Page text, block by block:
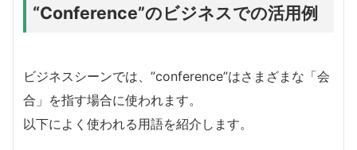
“Conference”のビジネスでの活用例
ビジネスシーンでは、”conference”はさまざまな「会
合」を指す場合に使われます。
以下によく使われる用語を紹介します。